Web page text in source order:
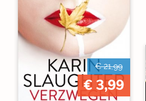
€ 21,99
€ 3,99